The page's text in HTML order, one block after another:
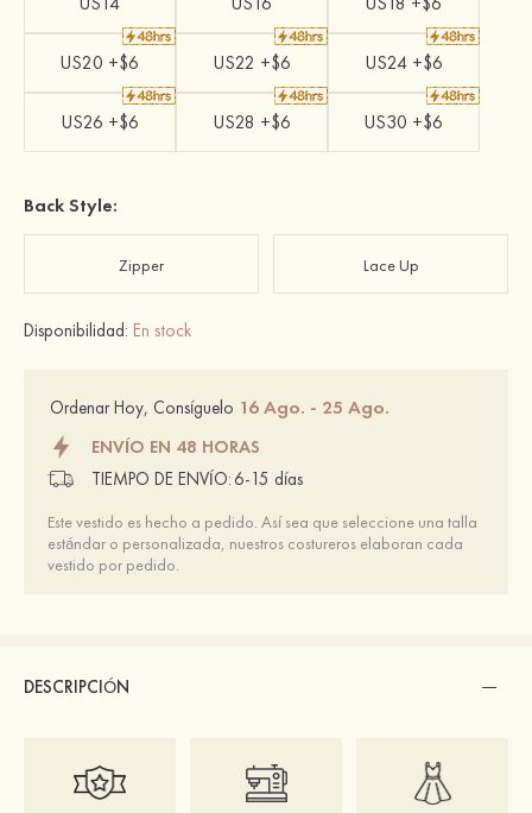
US20 +$6 US22 +$6 US24 +$6
US26 +$6 US28 +$6 US30 +$6
Back Style:
Zipper Lace Up
Disponibilidad: En stock
Ordenar Hoy, Consíguelo 16 Ago. - 25 Ago.
ENVÍO EN 48 HORAS
TIEMPO DE ENVÍO: 6-15 días
Este vestido es hecho a pedido. Así sea que seleccione una talla
estándar o personalizada, nuestros costureros elaboran cada
vestido por pedido.
DESCRIPCIÓN